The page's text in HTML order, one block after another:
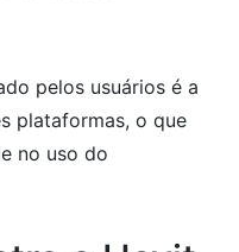
pelos usuários é a
plataformas, o que
no uso do